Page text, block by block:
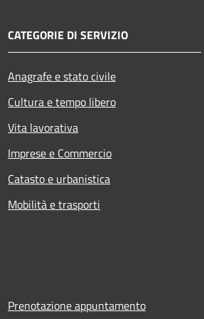
CATEGORIE DI SERVIZIO
Anagrafe e stato civile
Cultura e tempo libero
Vita lavorativa
Imprese e Commercio
Catasto e urbanistica
Mobilità e trasporti
Prenotazione appuntamento